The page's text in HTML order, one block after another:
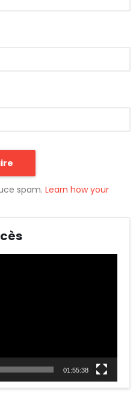
spam. Learn how your
01:55:38